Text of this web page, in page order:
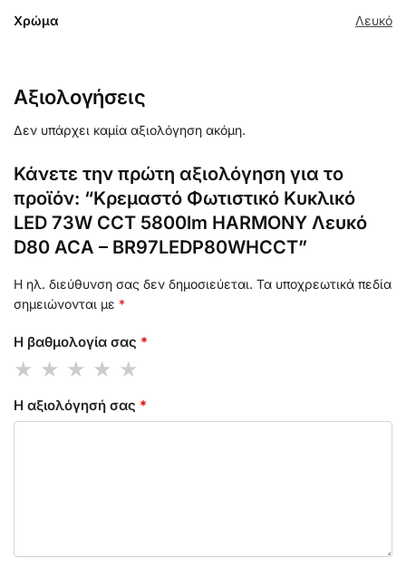
Χρώμα Λευκό
Αξιολογήσεις
Δεν υπάρχει καμία αξιολόγηση ακόμη.
Κάνετε την πρώτη αξιολόγηση για το
προϊόν: “Κρεμαστό Φωτιστικό Κυκλικό
LED 73W CCT 5800lm HARMONY Λευκό
D80 ACA – BR97LEDP80WHCCT”
Η ηλ. διεύθυνση σας δεν δημοσιεύεται. Τα υποχρεωτικά πεδία
σημειώνονται με *
Η βαθμολογία σας *
Η αξιολόγησή σας *